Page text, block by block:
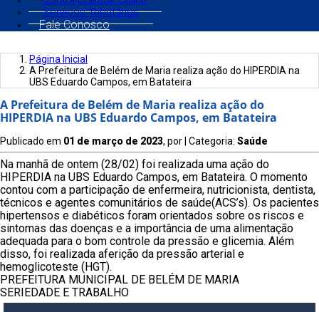
Serviços Tributários
Fale Conosco
Página Inicial
A Prefeitura de Belém de Maria realiza ação do HIPERDIA na
UBS Eduardo Campos, em Batateira
A Prefeitura de Belém de Maria realiza ação do
HIPERDIA na UBS Eduardo Campos, em Batateira
Publicado em 01 de março de 2023, por | Categoria: Saúde
Na manhã de ontem (28/02) foi realizada uma ação do
HIPERDIA na UBS Eduardo Campos, em Batateira. O momento
contou com a participação de enfermeira, nutricionista, dentista,
técnicos e agentes comunitários de saúde(ACS’s). Os pacientes
hipertensos e diabéticos foram orientados sobre os riscos e
sintomas das doenças e a importância de uma alimentação
adequada para o bom controle da pressão e glicemia. Além
disso, foi realizada aferição da pressão arterial e
hemoglicoteste (HGT).
PREFEITURA MUNICIPAL DE BELÉM DE MARIA
SERIEDADE E TRABALHO